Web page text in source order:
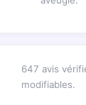
647 avis
modifiables.